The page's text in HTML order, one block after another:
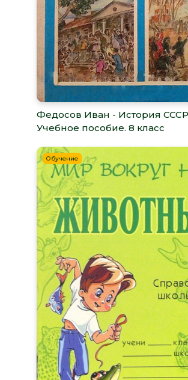
Федосов Иван - История СССР
Учебное пособие. 8 класс
Обучение